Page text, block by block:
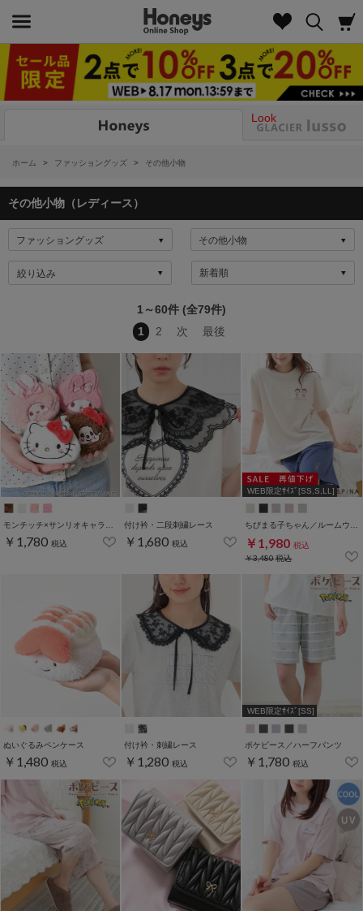
Look
ホーム > ファッショングッズ > その他小物
その他小物（レディース）
絞り込み
1～60件 (全79件)
1
2 次 最後
￥1,780 税込
付け衿・二段刺繍レース
￥1,680 税込
WEB限定ｻｲｽﾞ[SS,S,LL]
￥1,980 税込
￥3,480税込
ぬいぐるみペンケース
￥1,480 税込
付け衿・刺繍レース
￥1,280 税込
WEB限定ｻｲｽﾞ[SS]
ポケピース／ハーフパンツ
￥1,780 税込